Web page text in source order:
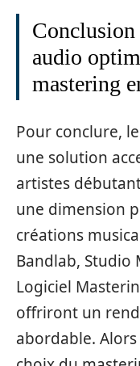
audio
mastering
Pour conclure,
une solution
artistes
une dimension
créations
Bandlab, Studio
Logiciel
offriront un
abordable. Alors